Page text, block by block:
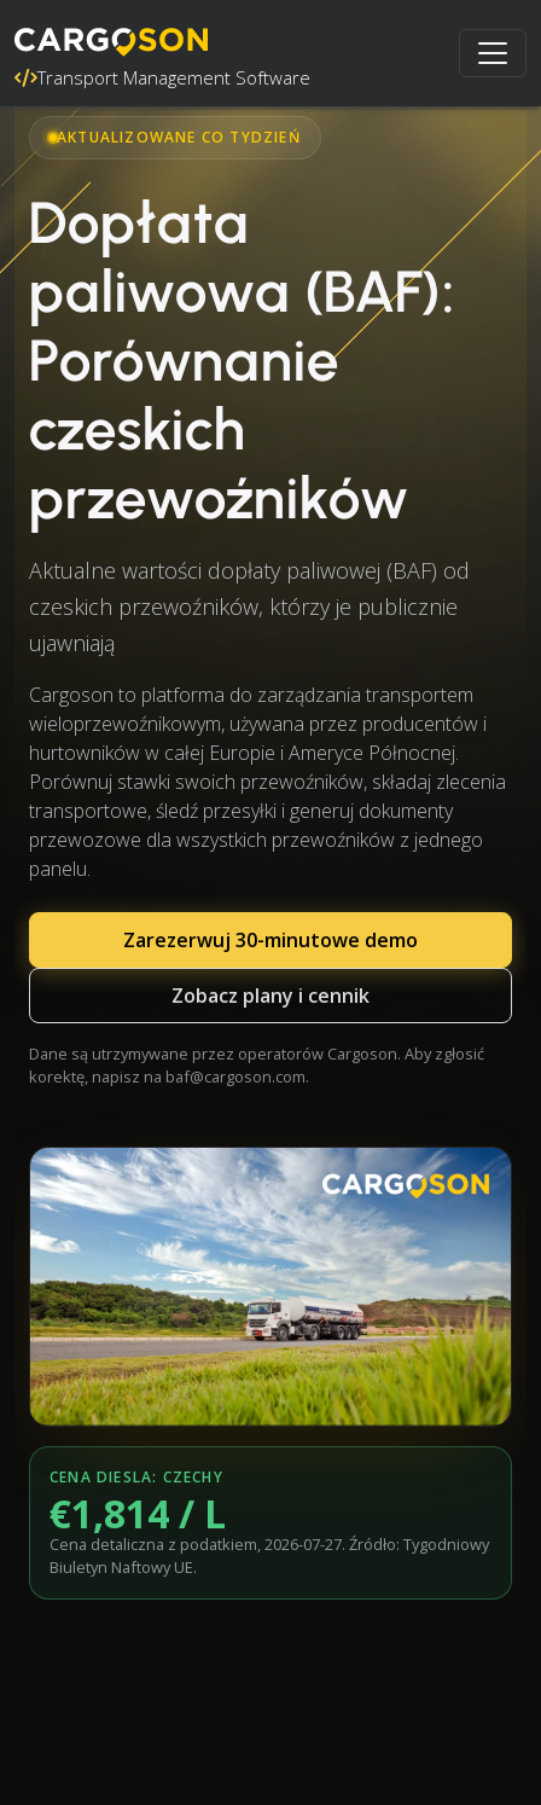
Transport Management Software
AKTUALIZOWANE CO TYDZIEŃ
Dopłata
paliwowa (BAF):
Porównanie
czeskich
przewoźników
Aktualne wartości dopłaty paliwowej (BAF) od
czeskich przewoźników, którzy je publicznie
ujawniają
Cargoson to platforma do zarządzania transportem
wieloprzewoźnikowym, używana przez producentów i
hurtowników w całej Europie i Ameryce Północnej.
Porównuj stawki swoich przewoźników, składaj zlecenia
transportowe, śledź przesyłki i generuj dokumenty
przewozowe dla wszystkich przewoźników z jednego
panelu.
Zarezerwuj 30-minutowe demo
Zobacz plany i cennik
Dane są utrzymywane przez operatorów Cargoson. Aby zgłosić
korektę, napisz na baf@cargoson.com.
CENA DIESLA: CZECHY
€1,814 / L
Cena detaliczna z podatkiem, 2026-07-27. Źródło: Tygodniowy
Biuletyn Naftowy UE.